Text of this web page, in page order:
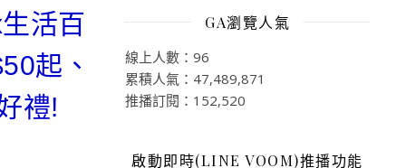
活百
起、
禮!
GA瀏覽人氣
線上人數：96
累積人氣：47,489,871
推播訂閱：152,520
啟動即時(LINE VOOM)推播功能